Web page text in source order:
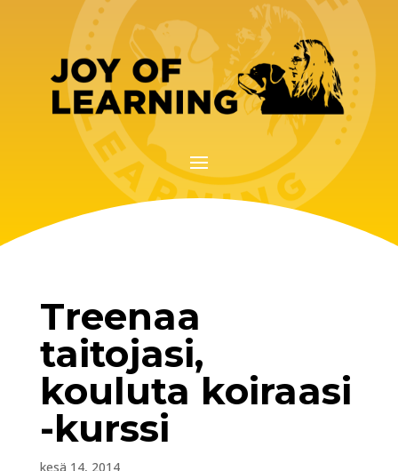
Treenaa
taitojasi,
kouluta koiraasi
-kurssi
kesä 14, 2014